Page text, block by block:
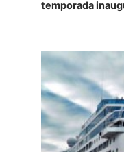
temporada